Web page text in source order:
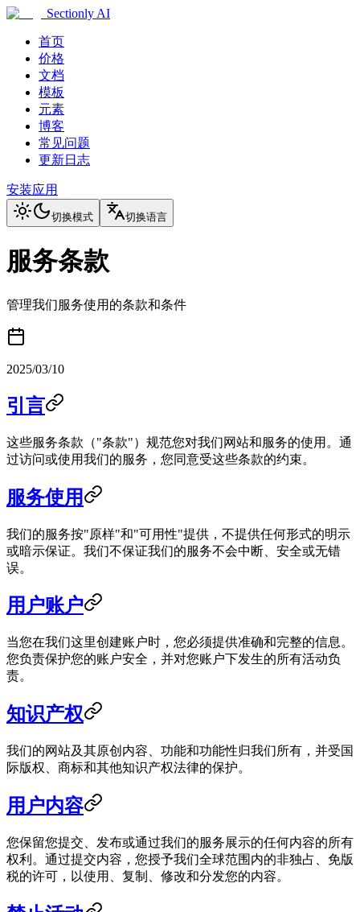
Sectionly AI
首页
价格
文档
模板
元素
博客
常见问题
更新日志
安装应用
切换模式 切换语言
服务条款
管理我们服务使用的条款和条件
2025/03/10
引言
这些服务条款（"条款"）规范您对我们网站和服务的使用。通
过访问或使用我们的服务，您同意受这些条款的约束。
服务使用
我们的服务按"原样"和"可用性"提供，不提供任何形式的明示
或暗示保证。我们不保证我们的服务不会中断、安全或无错
误。
用户账户
当您在我们这里创建账户时，您必须提供准确和完整的信息。
您负责保护您的账户安全，并对您账户下发生的所有活动负
责。
知识产权
我们的网站及其原创内容、功能和功能性归我们所有，并受国
际版权、商标和其他知识产权法律的保护。
用户内容
您保留您提交、发布或通过我们的服务展示的任何内容的所有
权利。通过提交内容，您授予我们全球范围内的非独占、免版
税的许可，以使用、复制、修改和分发您的内容。